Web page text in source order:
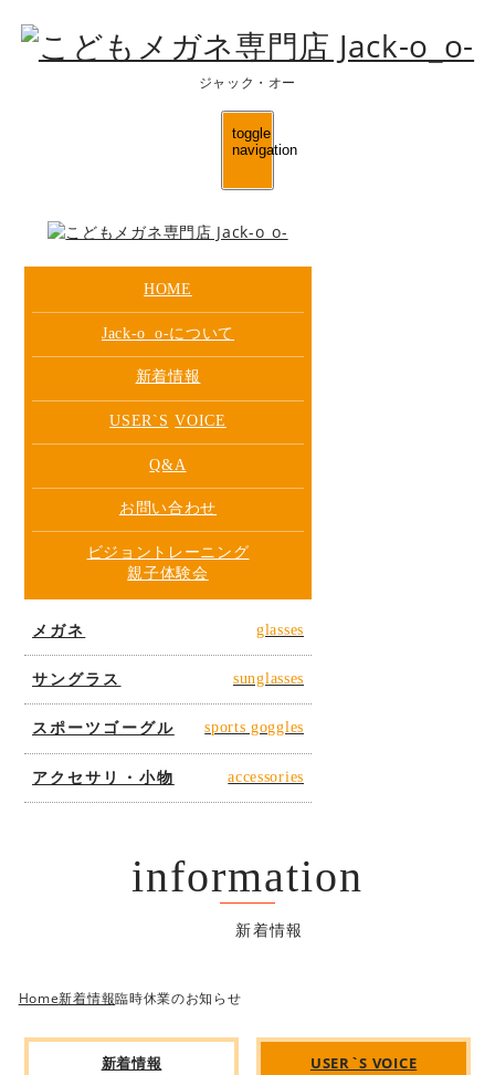
ジャック・オー
toggle
navigation
HOME
Jack-o_o-について
新着情報
USER`S VOICE
Q&A
お問い合わせ
ビジョントレーニング
親子体験会
メガネ glasses
サングラス sunglasses
スポーツゴーグル sports goggles
アクセサリ・小物 accessories
information
新着情報
Home新着情報臨時休業のお知らせ
新着情報 USER`S VOICE